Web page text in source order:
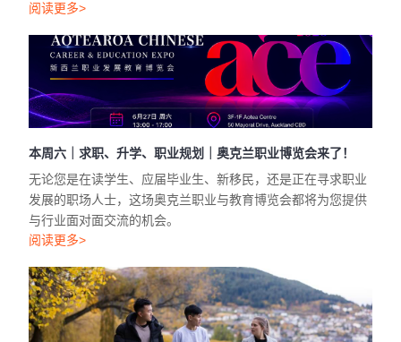
阅读更多>
本周六｜求职、升学、职业规划｜奥克兰职业博览会来了！
无论您是在读学生、应届毕业生、新移民，还是正在寻求职业
发展的职场人士，这场奥克兰职业与教育博览会都将为您提供
与行业面对面交流的机会。
阅读更多>